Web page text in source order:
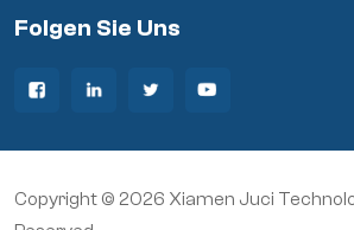
Folgen Sie Uns
Copyright © 2026 Xiamen Juci